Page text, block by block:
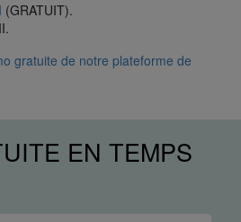
(GRATUIT).
gratuite de notre plateforme de
EN TEMPS